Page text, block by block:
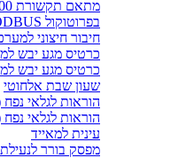
בפרוטוקול MODBUS
חיבור חיצוני
כרטיס מגע יבש
כרטיס מגע יבש
שעון שבת אלחוטי
הוראות לגלאי
הוראות לגלאי נפח
עינית למאייד
מפסק בורר